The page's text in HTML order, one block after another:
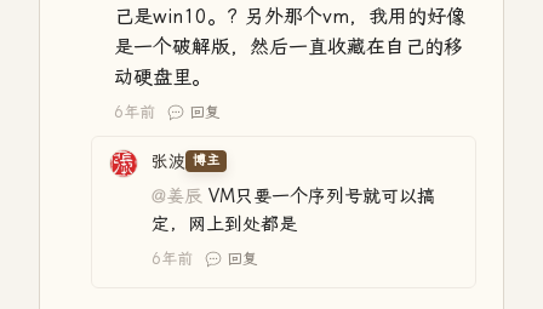
己是win10。? 另外那个vm，我用的好像
是一个破解版，然后一直收藏在自己的移
动硬盘里。
6年前 回复
张波 博主
@姜辰 VM只要一个序列号就可以搞
定，网上到处都是
6年前 回复